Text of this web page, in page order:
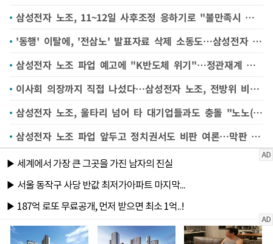
삼성전자 노조, 11~12일 사후조정 응하기로 "불만족시 총파업"
'동행' 이탈에, '전삼노' 발표자료 삭제 소동도…삼성전자 노조 갈등 '수면 위'
삼성전자 노조 파업 예고에 "K반도체 위기"…정관재계 각계각층서 제언 쏟아져
이사회 의장까지 직접 나섰다…삼성전자 노조, 전방위 비판에 파업 동력 흔들리나
삼성전자 노조, 울타리 넘어 타 대기업들과도 충돌 "노노(勞勞)갈등 외부로 번져"
삼성전자 노조 파업 앞두고 정치권서도 비판 여론…막판 타협 가능성은?